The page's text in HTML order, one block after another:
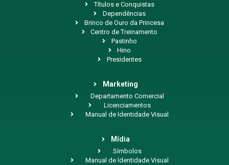
Títulos e Conquistas
Dependências
Brinco de Ouro da Princesa
Centro de Treinamento
Pastinho
Hino
Presidentes
Marketing
Departamento Comercial
Licenciamentos
Manual de Identidade Visual
Mídia
Símbolos
Manual de Identidade Visual